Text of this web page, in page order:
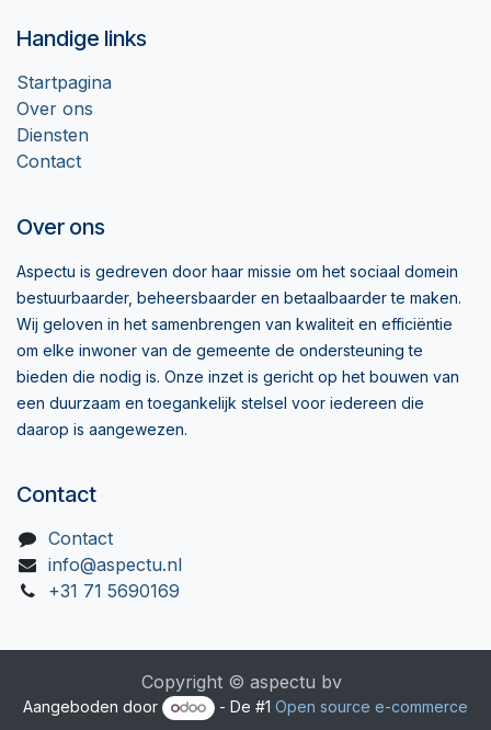
Handige links
Startpagina
Over ons
Diensten
Contact
Over ons
Aspectu is gedreven door haar missie om het sociaal domein
bestuurbaarder, beheersbaarder en betaalbaarder te maken.
Wij geloven in het samenbrengen van kwaliteit en efficiëntie
om elke inwoner van de gemeente de ondersteuning te
bieden die nodig is. Onze inzet is gericht op het bouwen van
een duurzaam en toegankelijk stelsel voor iedereen die
daarop is aangewezen.
Contact
Contact
info@aspectu.nl
+31 71 5690169
Copyright © aspectu bv
Aangeboden door - De #1Open source e-commerce